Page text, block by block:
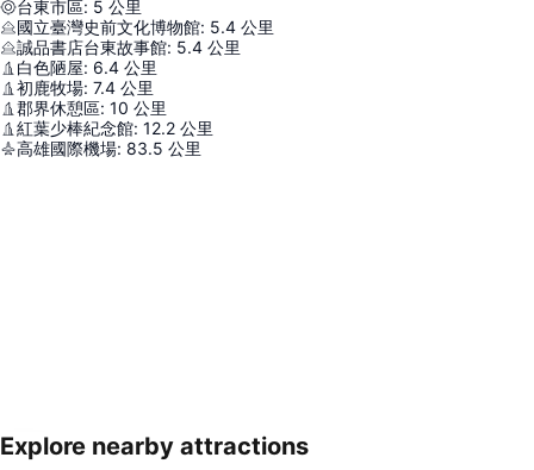
台東市區: 5 公里
國立臺灣史前文化博物館: 5.4 公里
誠品書店台東故事館: 5.4 公里
白色陋屋: 6.4 公里
初鹿牧場: 7.4 公里
郡界休憩區: 10 公里
紅葉少棒紀念館: 12.2 公里
高雄國際機場: 83.5 公里
Explore nearby attractions